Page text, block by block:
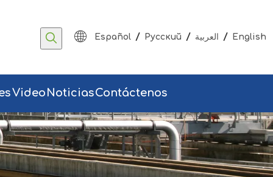
Español / Pусский / العربية / English
Video NoticiasContáctenos